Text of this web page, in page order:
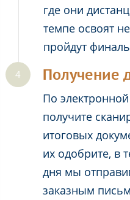
где они
темпе освоят
пройдут
Получение
По
получите
итоговых
их одобрите, в
дня мы
заказным